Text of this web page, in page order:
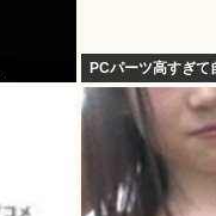
PCパーツ高すぎて